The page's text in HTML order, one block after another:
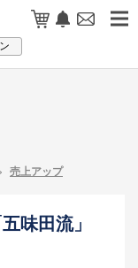
売上アップ
味田流」